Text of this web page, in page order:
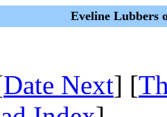
Eveline Lubbers
Date Next] [